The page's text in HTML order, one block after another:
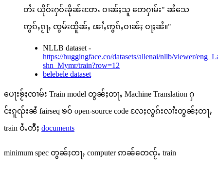
တႆး ယိုဝ်းႁဝ်းၶိုၼ်းတႄႉ ဝၢၼ်ႈသူ တေႁၢမ်း" ၼႆသေ
ဢွၵ်ႇၵႂႃႇ ၸွမ်းထိူၼ်ႇ ၽၢႆႇဢွၵ်ႇဝၢၼ်ႈ ဝႃႈၼႆ။"
NLLB dataset -
https://huggingface.co/datasets/allenai/nllb/viewer/
shn_Mymr/train?row=12
belebele dataset
ပေႃးၶႂ်ႈၸၢမ်း Train model တွၼ်ႈတႃႇ Machine Translation ႁ
င်းၵူၺ်းၼႆ fairseq ၶဝ် open-source code လႄႈလွၵ်းလၢႆးတွၼ်ႈတႃႇ
train ဝႆႉတီႈ documents
minimum spec တွၼ်ႈတႃႇ computer ဢၼ်တေၸႂ်ႉ train